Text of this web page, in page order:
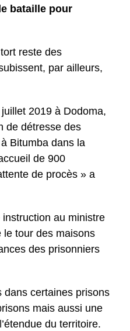
bataille pour
reste des
par ailleurs,
2019 à Dodoma,
de détresse des
Bitumba dans la
de 900
de procès » a
au ministre
le tour des maisons
des prisonniers
dans certaines prisons
mais aussi une
du territoire.